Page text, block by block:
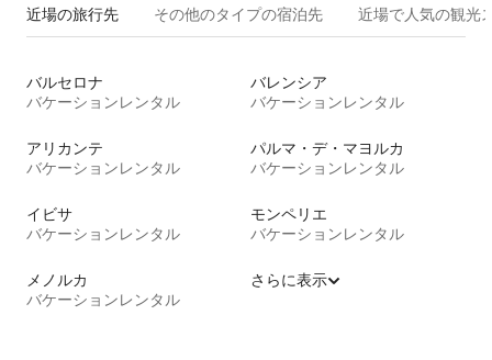
近場の旅行先 その他のタ⁠イ⁠プ⁠の宿⁠泊⁠先 近場で人気の観光
バルセロナ
バケーションレンタル
バレンシア
バケーションレンタル
アリカンテ
バケーションレンタル
パルマ・デ・マヨルカ
バケーションレンタル
イビサ
バケーションレンタル
モンペリエ
バケーションレンタル
メノルカ
バケーションレンタル
さらに表示